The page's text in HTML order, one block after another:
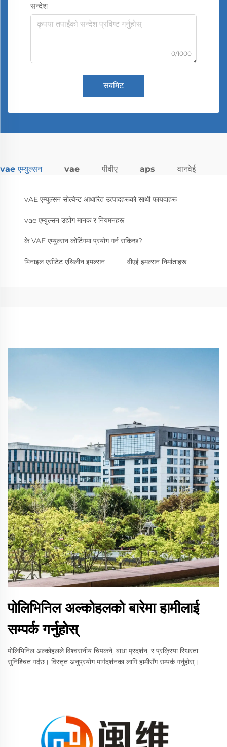
सन्देश
0/1000
सबमिट
vae एम्युल्सन vae पीवीए aps वानवेई
vAE एम्युल्सन सोल्वेन्ट आधारित उत्पादहरूको साथी फायदाहरू
vae एम्युल्सन उद्योग मानक र नियमनहरू
के VAE एम्युल्सन कोटिंगमा प्रयोग गर्न सकिन्छ?
भिनाइल एसीटेट एथिलीन इमल्सन वीएई इमल्सन निर्माताहरू
पोलिभिनिल अल्कोहलको बारेमा हामीलाई
सम्पर्क गर्नुहोस्
पोलिभिनिल अल्कोहलले विश्वसनीय चिपकने, बाधा प्रदर्शन, र प्रक्रिया स्थिरता
सुनिश्चित गर्दछ। विस्तृत अनुप्रयोग मार्गदर्शनका लागि हामीसँग सम्पर्क गर्नुहोस्।